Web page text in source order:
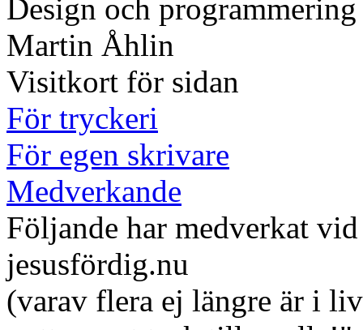
Design och programmering
Martin Åhlin
Visitkort för sidan
För tryckeri
För egen skrivare
Medverkande
Följande har medverkat
jesusfördig.nu
(varav flera ej längre är i